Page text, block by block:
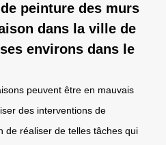
peinture des murs
dans la ville de
environs dans le
peuvent être en mauvais
des interventions de
de réaliser de telles tâches qui